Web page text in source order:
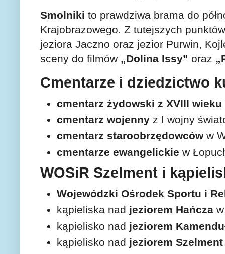
Smolniki to prawdziwa brama do
Krajobrazowego. Z tutejszych
jeziora Jaczno oraz jezior Purwin,
sceny do filmów „Dolina Issy” oraz
Cmentarze i dziedzictwo
cmentarz żydowski z XVIII wieku
cmentarz wojenny z I wojny
cmentarz staroobrzędowcóww
cmentarze ewangelickie w
WOSiR Szelment i
Wojewódzki Ośrodek Sportu i
kąpieliska nad jeziorem Hańcza
kąpielisko nad jeziorem
kąpielisko nad jeziorem Szelment